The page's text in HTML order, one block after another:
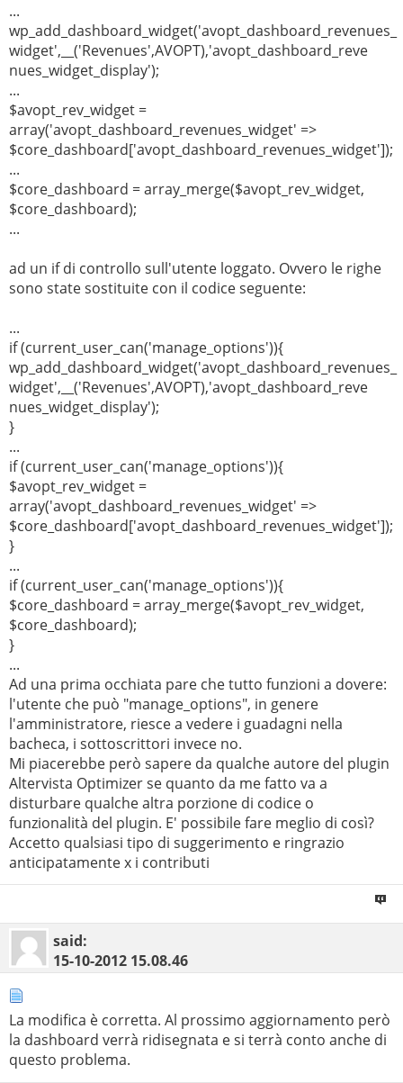
...
wp_add_dashboard_widget('avopt_dashboard_revenues_
widget',__('Revenues',AVOPT),'avopt_dashboard_reve
nues_widget_display');
...
$avopt_rev_widget =
array('avopt_dashboard_revenues_widget' =>
$core_dashboard['avopt_dashboard_revenues_widget']);
...
$core_dashboard = array_merge($avopt_rev_widget,
$core_dashboard);
...
ad un if di controllo sull'utente loggato. Ovvero le righe
sono state sostituite con il codice seguente:
...
if (current_user_can('manage_options')){
wp_add_dashboard_widget('avopt_dashboard_revenues_
widget',__('Revenues',AVOPT),'avopt_dashboard_reve
nues_widget_display');
}
...
if (current_user_can('manage_options')){
$avopt_rev_widget =
array('avopt_dashboard_revenues_widget' =>
$core_dashboard['avopt_dashboard_revenues_widget']);
}
...
if (current_user_can('manage_options')){
$core_dashboard = array_merge($avopt_rev_widget,
$core_dashboard);
}
...
Ad una prima occhiata pare che tutto funzioni a dovere:
l'utente che può "manage_options", in genere
l'amministratore, riesce a vedere i guadagni nella
bacheca, i sottoscrittori invece no.
Mi piacerebbe però sapere da qualche autore del plugin
Altervista Optimizer se quanto da me fatto va a
disturbare qualche altra porzione di codice o
funzionalità del plugin. E' possibile fare meglio di così?
Accetto qualsiasi tipo di suggerimento e ringrazio
anticipatamente x i contributi
said:
15-10-2012 15.08.46
La modifica è corretta. Al prossimo aggiornamento però
la dashboard verrà ridisegnata e si terrà conto anche di
questo problema.